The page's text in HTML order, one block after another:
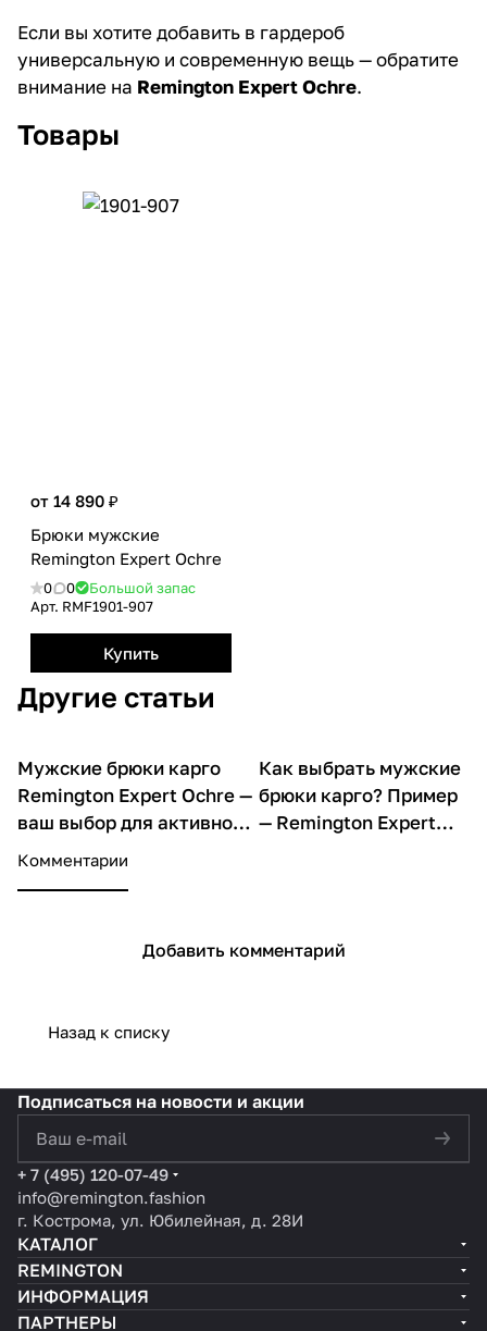
Если вы хотите добавить в гардероб
универсальную и современную вещь — обратите
внимание на Remington Expert Ochre.
Товары
от 14 890 ₽
Брюки мужские
Remington Еxpert Оchre
0 0
Большой запас
Арт. RMF1901-907
Купить
Другие статьи
О товарах
Мужские брюки карго
Remington Expert Ochre —
ваш выбор для активной
жизни
О товарах
Как выбрать мужские
брюки карго? Пример
— Remington Expert
Комментарии
Добавить комментарий
Назад к списку
Подписаться на новости и акции
+ 7 (495) 120-07-49
info@remington.fashion
г. Кострома, ул. Юбилейная, д. 28И
КАТАЛОГ
REMINGTON
ИНФОРМАЦИЯ
ПАРТНЕРЫ